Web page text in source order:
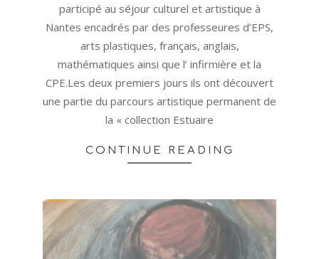
participé au séjour culturel et artistique à
Nantes encadrés par des professeures d’EPS,
arts plastiques, français, anglais,
mathématiques ainsi que l’ infirmière et la
CPE.Les deux premiers jours ils ont découvert
une partie du parcours artistique permanent de
la « collection Estuaire
CONTINUE READING